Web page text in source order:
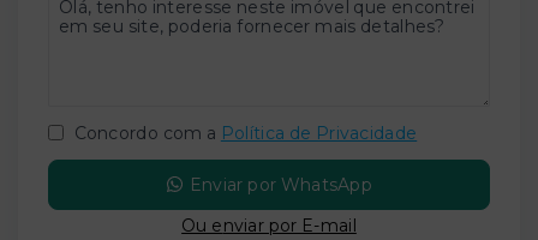
Concordo com a Política de Privacidade
Enviar por WhatsApp
Ou enviar por E-mail